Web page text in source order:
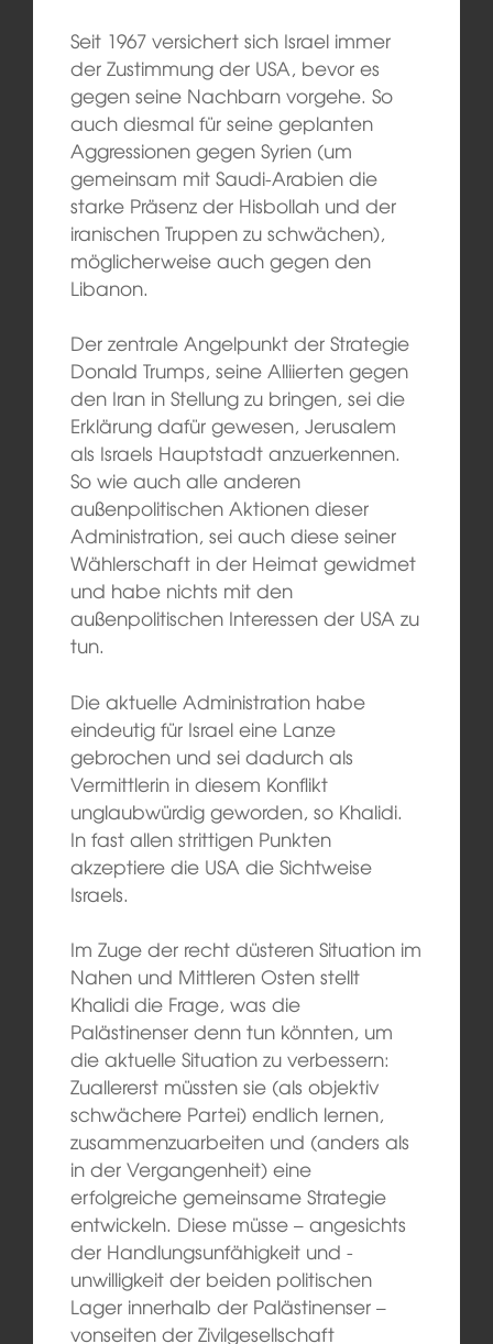
Seit 1967 versichert sich Israel immer
der Zustimmung der USA, bevor es
gegen seine Nachbarn vorgehe. So
auch diesmal für seine geplanten
Aggressionen gegen Syrien (um
gemeinsam mit Saudi-Arabien die
starke Präsenz der Hisbollah und der
iranischen Truppen zu schwächen),
möglicherweise auch gegen den
Libanon.
Der zentrale Angelpunkt der Strategie
Donald Trumps, seine Alliierten gegen
den Iran in Stellung zu bringen, sei die
Erklärung dafür gewesen, Jerusalem
als Israels Hauptstadt anzuerkennen.
So wie auch alle anderen
außenpolitischen Aktionen dieser
Administration, sei auch diese seiner
Wählerschaft in der Heimat gewidmet
und habe nichts mit den
außenpolitischen Interessen der USA zu
tun.
Die aktuelle Administration habe
eindeutig für Israel eine Lanze
gebrochen und sei dadurch als
Vermittlerin in diesem Konflikt
unglaubwürdig geworden, so Khalidi.
In fast allen strittigen Punkten
akzeptiere die USA die Sichtweise
Israels.
Im Zuge der recht düsteren Situation im
Nahen und Mittleren Osten stellt
Khalidi die Frage, was die
Palästinenser denn tun könnten, um
die aktuelle Situation zu verbessern:
Zuallererst müssten sie (als objektiv
schwächere Partei) endlich lernen,
zusammenzuarbeiten und (anders als
in der Vergangenheit) eine
erfolgreiche gemeinsame Strategie
entwickeln. Diese müsse – angesichts
der Handlungsunfähigkeit und -
unwilligkeit der beiden politischen
Lager innerhalb der Palästinenser –
vonseiten der Zivilgesellschaft